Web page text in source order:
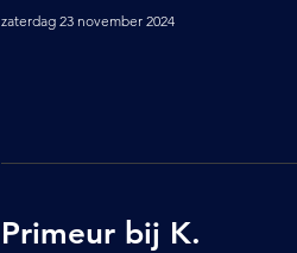
zaterdag 23 november 2024
Primeur bij K.